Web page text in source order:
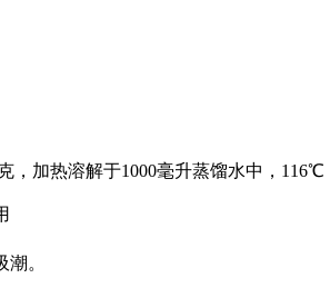
，加热溶解于1000毫升蒸馏水中，116℃
。